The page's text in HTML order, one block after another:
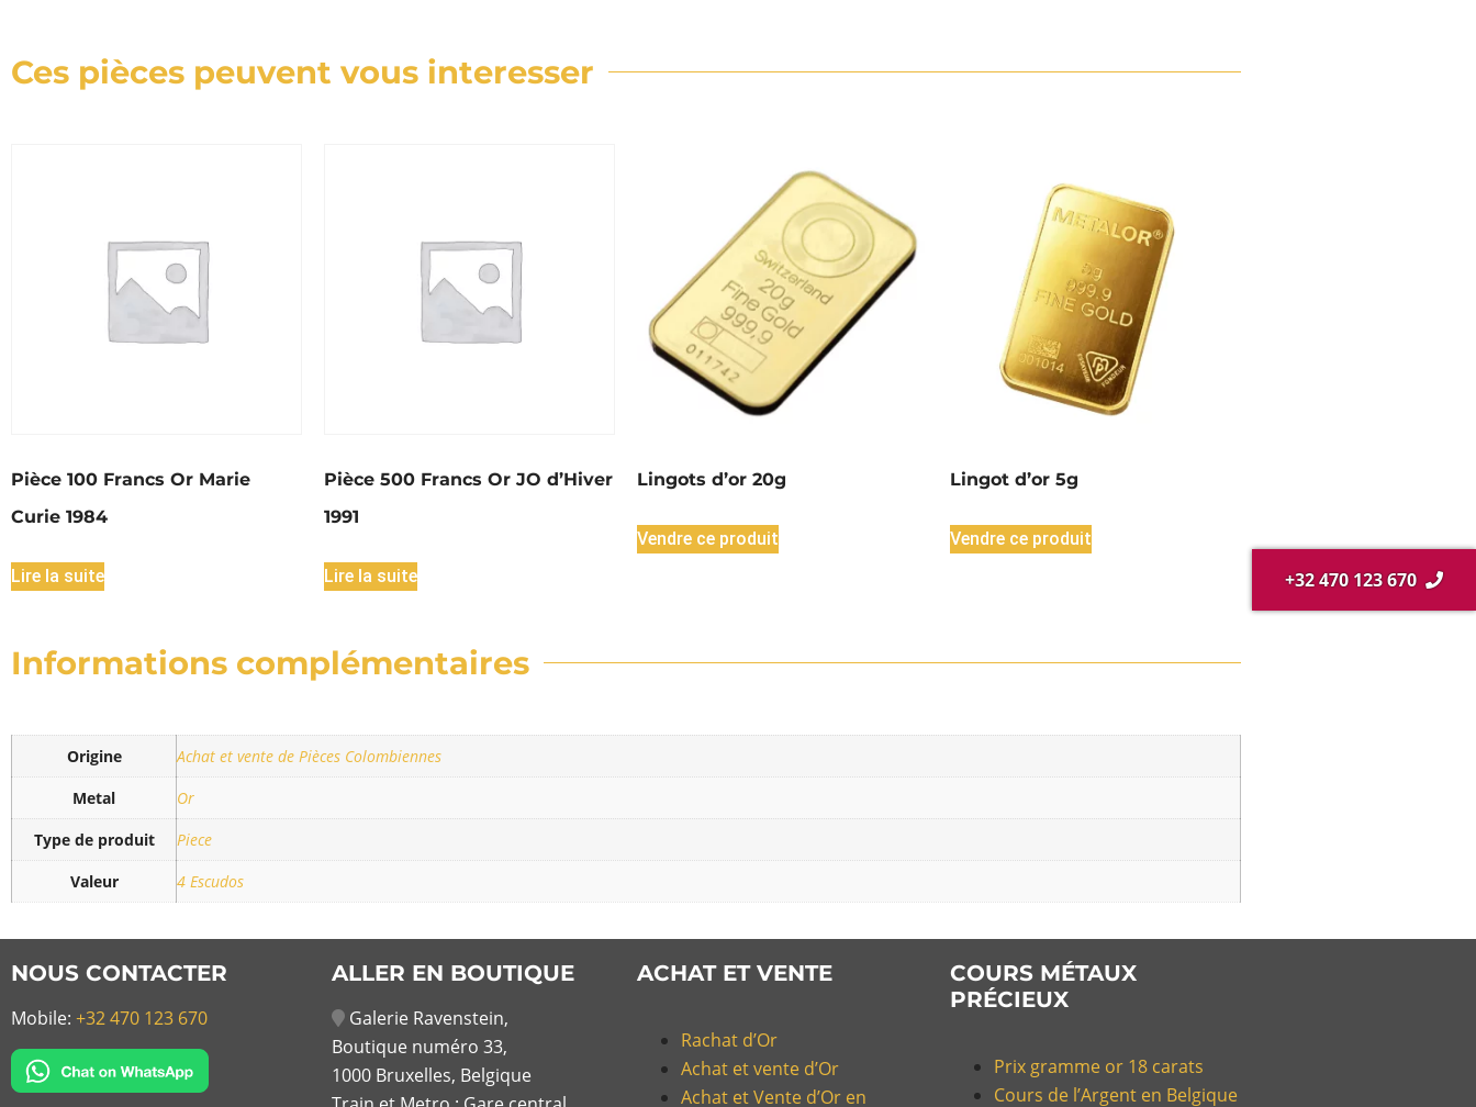
Ces pièces peuvent vous interesser
Pièce 100 Francs Or Marie
Curie 1984
Lire la suite
Pièce 500 Francs Or JO d’Hiver
1991
Lire la suite
Lingots d’or 20g
Vendre ce produit
Lingot d’or 5g
Vendre ce produit
Informations complémentaires
Origine
Achat et vente de Pièces Colombiennes
Metal
Or
Type de produit
Piece
Valeur
4 Escudos
NOUS CONTACTER
Mobile: +32 470 123 670
+32 470 123 670
ALLER EN BOUTIQUE
Galerie Ravenstein,
Boutique numéro 33,
1000 Bruxelles, Belgique
ACHAT ET VENTE
Rachat d’Or
Achat et vente d’Or
Achat et Vente d’Or en
COURS MÉTAUX
PRÉCIEUX
Prix gramme or 18 carats
Cours de l’Argent en Belgique